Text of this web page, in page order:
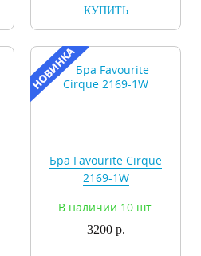
КУПИТЬ
Бра Favourite Cirque
2169-1W
В наличии 10 шт.
3200 р.